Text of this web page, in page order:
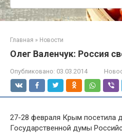
Главная » Новости
Олег Валенчук: Россия
Опубликовано: 03.03.2014
27-28 февраля Крым посетила
Государственной думы